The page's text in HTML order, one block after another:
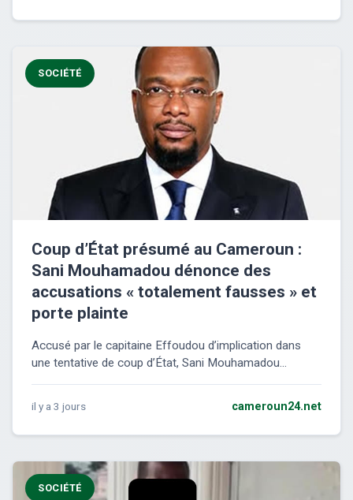
SOCIÉTÉ
Coup d’État présumé au Cameroun :
Sani Mouhamadou dénonce des
accusations « totalement fausses » et
porte plainte
Accusé par le capitaine Effoudou d’implication dans
une tentative de coup d’État, Sani Mouhamadou...
il y a 3 jours cameroun24.net
SOCIÉTÉ